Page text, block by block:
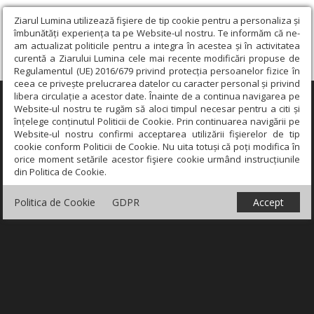
Ziarul Lumina utilizează fişiere de tip cookie pentru a personaliza și
îmbunătăți experiența ta pe Website-ul nostru. Te informăm că ne-
am actualizat politicile pentru a integra în acestea și în activitatea
curentă a Ziarului Lumina cele mai recente modificări propuse de
Regulamentul (UE) 2016/679 privind protecția persoanelor fizice în
ceea ce privește prelucrarea datelor cu caracter personal și privind
libera circulație a acestor date. Înainte de a continua navigarea pe
Website-ul nostru te rugăm să aloci timpul necesar pentru a citi și
înțelege conținutul Politicii de Cookie. Prin continuarea navigării pe
Website-ul nostru confirmi acceptarea utilizării fişierelor de tip
cookie conform Politicii de Cookie. Nu uita totuși că poți modifica în
orice moment setările acestor fişiere cookie urmând instrucțiunile
din Politica de Cookie.
Politica de Cookie GDPR Accept
×